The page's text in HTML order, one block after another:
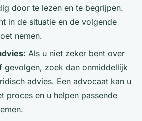
door te lezen en te begrijpen.
in de situatie en de volgende
nemen.
: Als u niet zeker bent over
gevolgen, zoek dan onmiddellijk
advies. Een advocaat kan u
proces en u helpen passende